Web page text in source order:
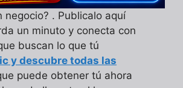
negocio? . Publicalo aquí
un minuto y conecta con
buscan lo que tú
y descubre todas las
puede obtener tú ahora